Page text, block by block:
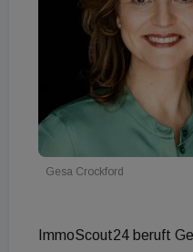
Gesa Crockford
ImmoScout24 beruft